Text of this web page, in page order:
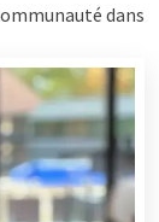
dans